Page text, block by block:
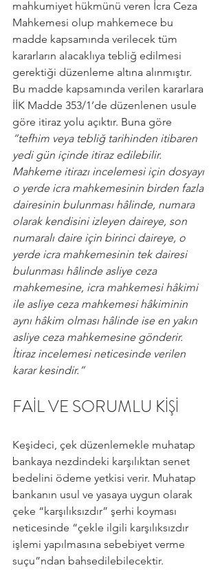
mahkumiyet hükmünü veren İcra Ceza
Mahkemesi olup mahkemece bu
madde kapsamında verilecek tüm
kararların alacaklıya tebliğ edilmesi
gerektiği düzenleme altına alınmıştır.
Bu madde kapsamında verilen kararlara
İİK Madde 353/1’de düzenlenen usule
göre itiraz yolu açıktır. Buna göre
“tefhim veya tebliğ tarihinden itibaren
yedi gün içinde itiraz edilebilir.
Mahkeme itirazı incelemesi için dosyayı
o yerde icra mahkemesinin birden fazla
dairesinin bulunması hâlinde, numara
olarak kendisini izleyen daireye, son
numaralı daire için birinci daireye, o
yerde icra mahkemesinin tek dairesi
bulunması hâlinde asliye ceza
mahkemesine, icra mahkemesi hâkimi
ile asliye ceza mahkemesi hâkiminin
aynı hâkim olması hâlinde ise en yakın
asliye ceza mahkemesine gönderir.
İtiraz incelemesi neticesinde verilen
karar kesindir.”
FAİL VE SORUMLU KİŞİ
Keşideci, çek düzenlemekle muhatap
bankaya nezdindeki karşılıktan senet
bedelini ödeme yetkisi verir. Muhatap
bankanın usul ve yasaya uygun olarak
çeke “karşılıksızdır” şerhi koyması
neticesinde “çekle ilgili karşılıksızdır
işlemi yapılmasına sebebiyet verme
suçu”ndan bahsedilebilecektir.